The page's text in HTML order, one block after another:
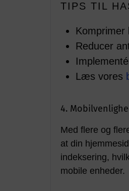
TIPS TIL
Komprimer
Reducer
Læs vores
4.
Med flere og
at din
indeksering,
mobile enheder.